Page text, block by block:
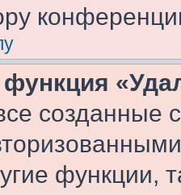
функция
созданные
функции,